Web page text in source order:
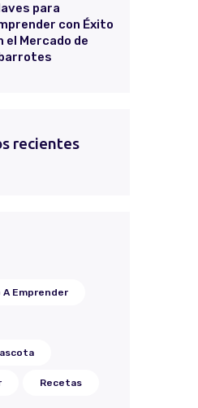
para
con Éxito
el Mercado de
recientes
Emprender
Recetas